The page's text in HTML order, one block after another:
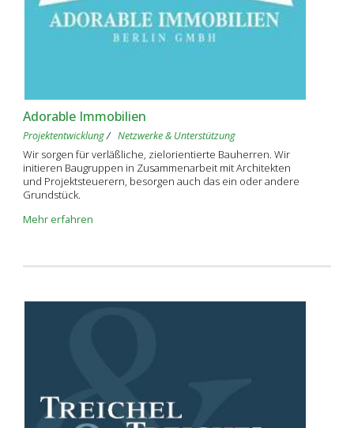
Adorable Immobilien
Projektentwicklung Netzwerke & Unterstützung
Wir sorgen für verläßliche, zielorientierte Bauherren. Wir
initieren Baugruppen in Zusammenarbeit mit Architekten
und Projektsteuerern, besorgen auch das ein oder andere
Grundstück.
Mehr erfahren